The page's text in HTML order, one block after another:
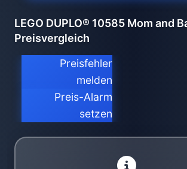
LEGO DUPLO® 10585 Mom and
Preisvergleich
Preisfehler
melden
Preis-Alarm
setzen